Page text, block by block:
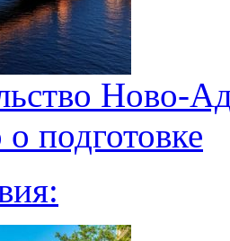
Ново-
о подготовке